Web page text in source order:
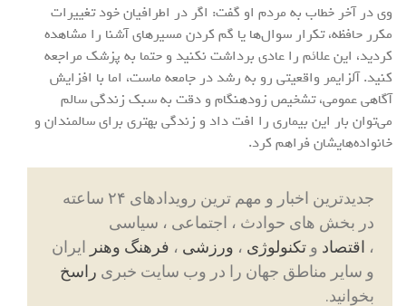
وی در آخر خطاب به مردم او گفت: اگر در اطرافیان خود تغییرات
مکرر حافظه، تکرار سوال‌ها یا گم کردن مسیرهای آشنا را مشاهده
کردید، این علائم را عادی برداشت نکنید و حتما به پزشک مراجعه
کنید. آلزایمر واقعیتی رو به رشد در جامعه ماست، اما با افزایش
آگاهی عمومی، تشخیص زودهنگام و دقت به سبک زندگی سالم
می‌توان بار این بیماری را افت داد و زندگی بهتری برای سالمندان و
خانواده‌هایشان فراهم کرد.
جدیدترین اخبار و مهم ترین رویدادهای ۲۴ ساعته
در بخش های حوادث ، اجتماعی ، سیاسی
، اقتصاد و تکنولوژی ، ورزشی ، فرهنگ وهنر ایران
و سایر مناطق جهان را در وب سایت خبری راسخ
بخوانید.